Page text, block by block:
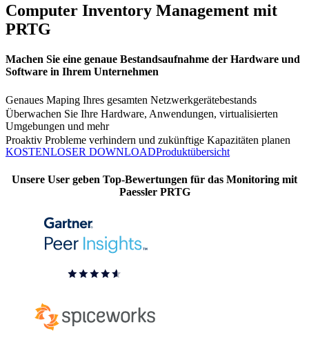
Computer Inventory Management mit
PRTG
Machen Sie eine genaue Bestandsaufnahme der Hardware und
Software in Ihrem Unternehmen
Genaues Maping Ihres gesamten Netzwerkgerätebestands
Überwachen Sie Ihre Hardware, Anwendungen, virtualisierten
Umgebungen und mehr
Proaktiv Probleme verhindern und zukünftige Kapazitäten planen
KOSTENLOSER DOWNLOADProduktübersicht
Unsere User geben Top-Bewertungen für das Monitoring mit
Paessler PRTG